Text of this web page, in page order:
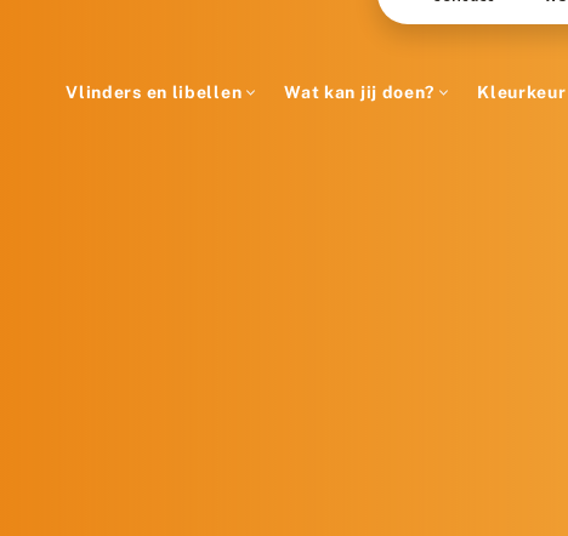
Vlinders en libellen Wat kan jij doen? Kleurkeur